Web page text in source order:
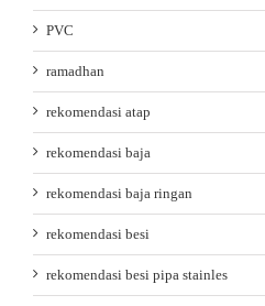
PVC
ramadhan
rekomendasi atap
rekomendasi baja
rekomendasi baja ringan
rekomendasi besi
rekomendasi besi pipa stainles